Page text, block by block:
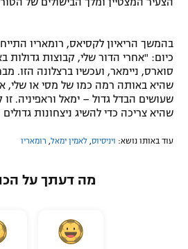
בהמשך הריאיון לקסיאס, רומאריו
כיום: "אחרי הדור שלי, קבוצות גדולות
סוארס, ניימאר, ועכשיו ברצלונה הזו.
שהיא באותה רמה כמו של מסי או שלי,
שעושים הבדל גדול – ימאל וראפיניה.
שהיא צריכה כדי להשיג ניצחונות
עוד באותו נושא: ויניסיוס לאמין ימאל רומאריו
מה דעתך על